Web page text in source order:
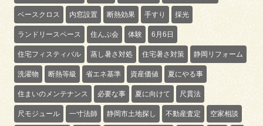
ベースクロス 内窓設置 断熱効果 手すり 採光
ランドリースペース 住んぷ会 体験 6月6日
住宅フィスティバル 蒸し暑さ対処 住宅暑さ対策 静岡リフォーム
洗濯物 断熱等級 省エネ基準 資産価値 夏にやる事
住まいのメンテナンス 必要な事 夏に向けて 尺貫法
尺モジュール 一寸法師 静岡市土地探し 不動産査定 空家相談